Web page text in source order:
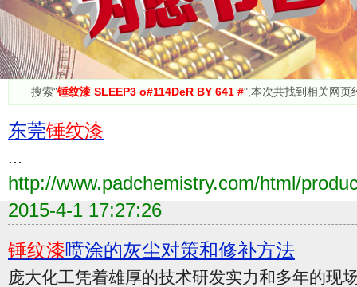
搜索"锤纹漆 SLEEP3 o#114DeR BY 641 #",本次共找到相关网页
东莞锤纹漆
...
http://www.padchemistry.com/html/
2015-4-1 17:27:26
锤纹漆喷涂的灰尘对策和修补方法
庞大化工凭着雄厚的技术研发实力和多年的现